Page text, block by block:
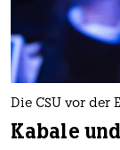
Die CSU vor der
Kabale